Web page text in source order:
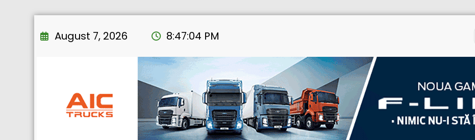
to
August 7, 2026 8:47:05 PM